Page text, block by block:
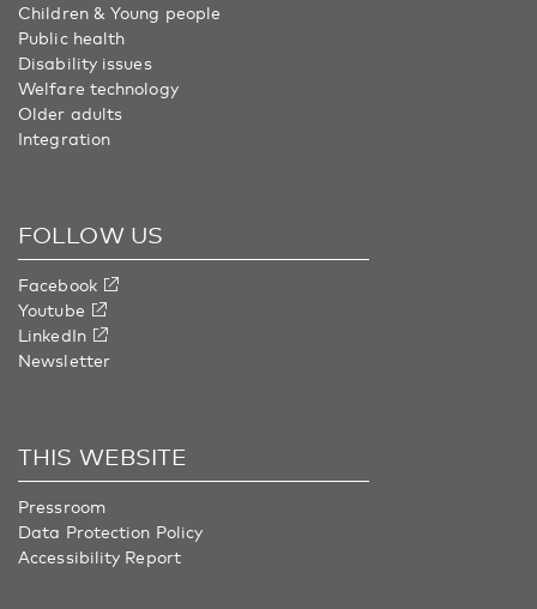
Children & Young people
Public health
Disability issues
Welfare technology
Older adults
Integration
FOLLOW US
Facebook
Youtube
LinkedIn
Newsletter
THIS WEBSITE
Pressroom
Data Protection Policy
Accessibility Report